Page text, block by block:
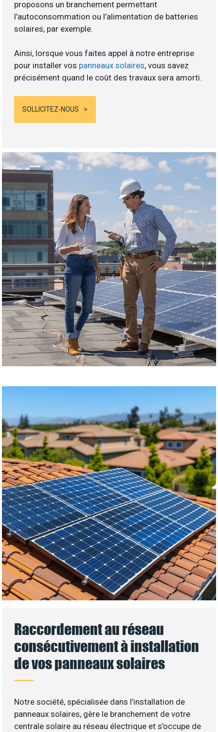
proposons un branchement permettant
l’autoconsommation ou l’alimentation de batteries
solaires, par exemple.
Ainsi, lorsque vous faites appel à notre entreprise
pour installer vos panneaux solaires, vous savez
précisément quand le coût des travaux sera amorti.
SOLLICITEZ-NOUS
Raccordement au réseau
consécutivement à installation
de vos panneaux solaires
Notre société, spécialisée dans l’installation de
panneaux solaires, gère le branchement de votre
centrale solaire au réseau électrique et s’occupe de